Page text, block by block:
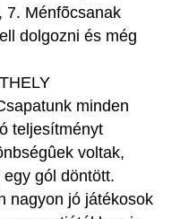
7. Ménfõcsanak
dolgozni és még
minden
teljesítményt
voltak,
gól döntött.
nagyon jó játékosok